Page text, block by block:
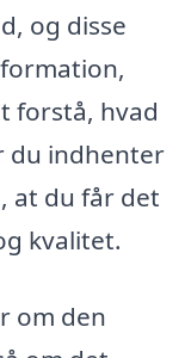
og disse
forstå, hvad
du indhenter
at du får det
kvalitet.
om den